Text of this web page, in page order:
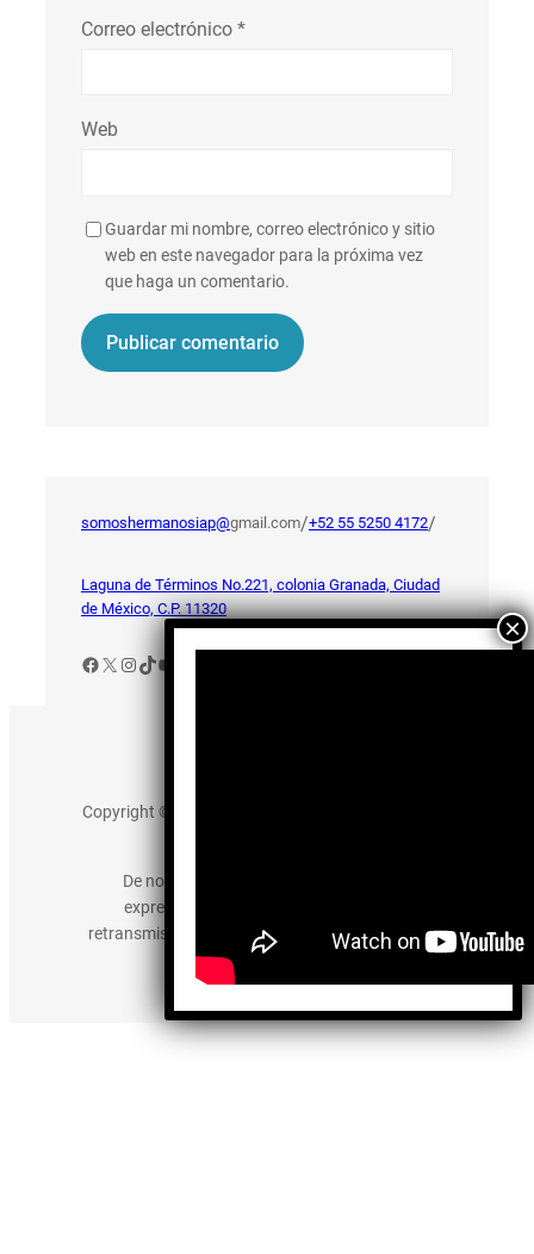
Correo electrónico *
Web
Guardar mi nombre, correo electrónico y sitio
web en este navegador para la próxima vez
que haga un comentario.
somoshermanosiap@gmail.com/+52 55 5250 4172/
Laguna de Términos No.221, colonia Granada, Ciudad
de México, C.P. 11320
Facebook
X Instagram
TikTok
YouTube
Copyright © 2025 somos-hermanos.mx. Todos los
De no existir previa autorización, queda
expresamente prohibida la publicación,
retransmisión, edición y cualquier otro uso de los
contenidos.